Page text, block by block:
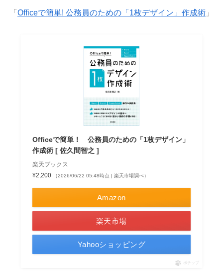
「 Officeで簡単! 公務員のための「1枚デザイン」作成術 」
Officeで簡単！ 公務員のための「1枚デザイン」
作成術 [ 佐久間智之 ]
楽天ブックス
¥2,200
（2026/06/22 05:48時点 | 楽天市場調べ）
Amazon
楽天市場
Yahooショッピング
ポチップ